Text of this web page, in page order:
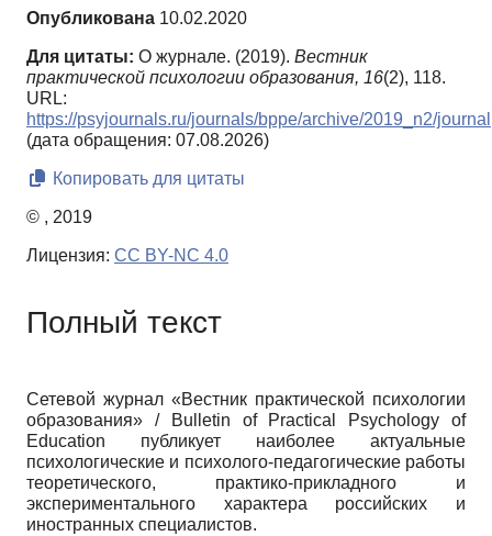
Опубликована 10.02.2020
Для цитаты: О журнале. (2019). Вестник
практической психологии образования, 16(2), 118.
URL:
https://psyjournals.ru/journals/bppe/archive/2019_n2/journal
(дата обращения: 07.08.2026)
Копировать для цитаты
© , 2019
Лицензия: CC BY-NC 4.0
Полный текст
Сетевой журнал «Вестник практической психологии
образования» /
Bulletin of Practical Psychology of
Education публикует наиболее актуальные
психологические и психолого-педагогические работы
теоретического, практико-прикладного и
экспериментального характера российских и
иностранных специалистов.